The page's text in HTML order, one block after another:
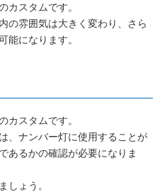
カスタムです。
の雰囲気は大きく変わり、さら
能になります。
カスタムです。
、ナンバー灯に使用することが
あるかの確認が必要になりま
しょう。